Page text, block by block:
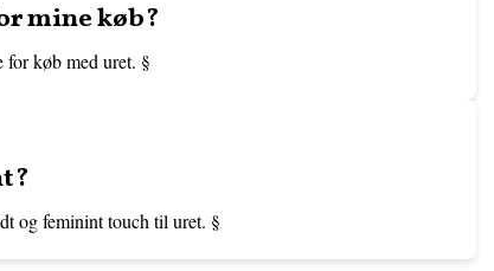
mine køb?
for køb med uret. §
og feminint touch til uret. §